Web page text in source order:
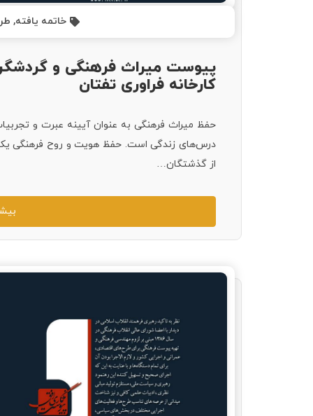
خاتمه یافته,
پیوست میراث فرهنگی و
کارخانه فراوری تفتان
حفظ میراث فرهنگی به عنوان آیینه عبرت و
درس‌های زندگی است. حفظ هویت و روح فرهنگی یک
از گذشتگان…